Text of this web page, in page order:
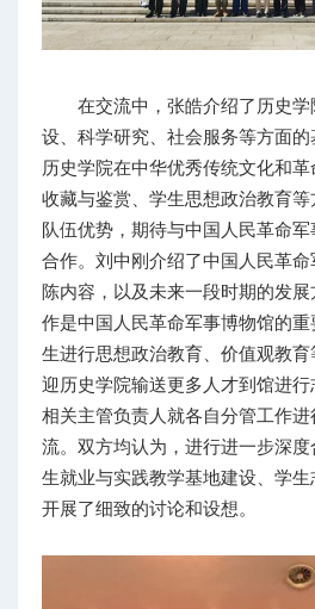
在交流中，张皓介绍了历史
设、科学研究、社会服务等方面
历史学院在中华优秀传统文化和
收藏与鉴赏、学生思想政治教育
队伍优势，期待与中国人民革命
合作。刘中刚介绍了中国人民革
陈内容，以及未来一段时期的发
作是中国人民革命军事博物馆的
生进行思想政治教育、价值观教
迎历史学院输送更多人才到馆进
相关主管负责人就各自分管工作
流。双方均认为，进行进一步深
生就业与实践教学基地建设、学
开展了细致的讨论和设想。